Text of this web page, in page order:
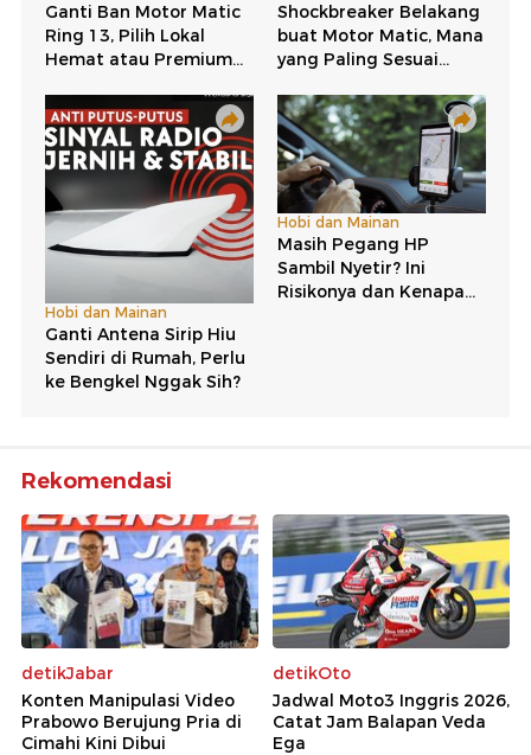
Rekomendasi
detikJabar
Konten Manipulasi Video
Prabowo Berujung Pria di
Cimahi Kini Dibui
detikOto
Jadwal Moto3 Inggris 2026,
Catat Jam Balapan Veda
Ega